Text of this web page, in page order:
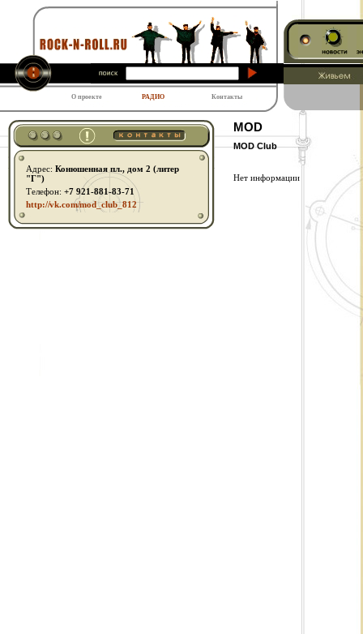
О проекте РАДИО Контакты
Адрес: Конюшенная пл., дом 2 (литер
"Г")
Телефон: +7 921-881-83-71
http:// vk.com/ mod_club_812
MOD
MOD Club
Нет информации